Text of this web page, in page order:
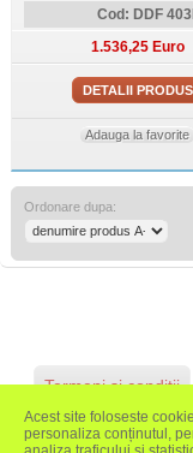
Cod: DDF
1.536,25 Euro
DETALII PRODUS
Adauga la favorite
Ordonare dupa:
Termeni si conditii
Acest site foloseste
personaliza conținutul,